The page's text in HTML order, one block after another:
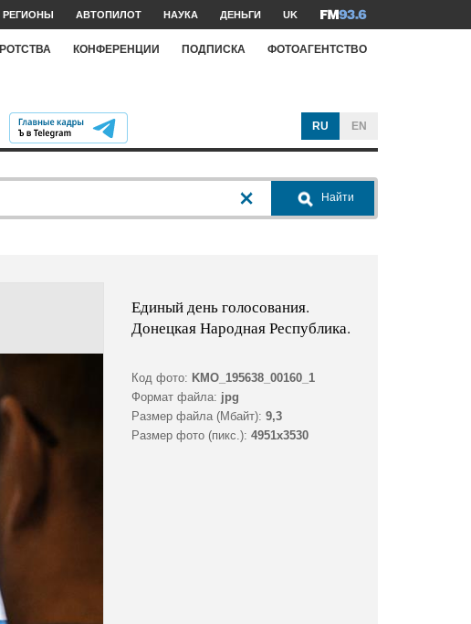
РЕГИОНЫ АВТОПИЛОТ НАУКА ДЕНЬГИ UK
КОНФЕРЕНЦИИ ПОДПИСКА ФОТОАГЕНТСТВО
RU EN
Найти
Единый день голосования.
Донецкая Народная Республика.
Код фото: KMO_195638_00160_1
Формат файла: jpg
Размер файла (Мбайт): 9,3
Размер фото (пикс.): 4951x3530